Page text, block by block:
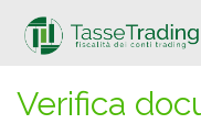
Verifica